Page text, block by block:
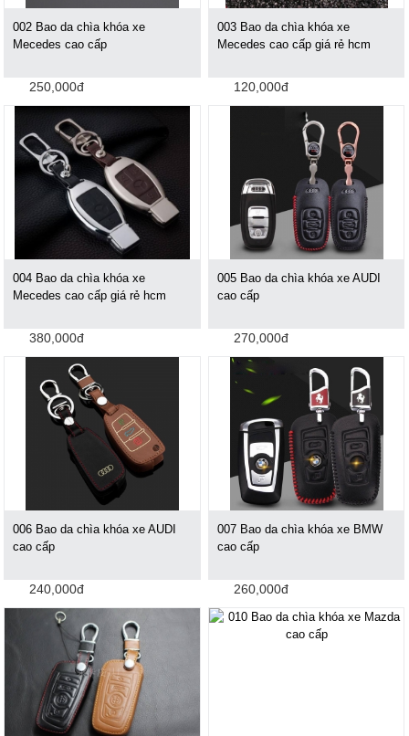
002 Bao da chìa khóa xe
Mecedes cao cấp
250,000đ
003 Bao da chìa khóa xe
Mecedes cao cấp giá rẻ hcm
120,000đ
004 Bao da chìa khóa xe
Mecedes cao cấp giá rẻ hcm
380,000đ
005 Bao da chìa khóa xe AUDI
cao cấp
270,000đ
006 Bao da chìa khóa xe AUDI
cao cấp
240,000đ
007 Bao da chìa khóa xe BMW
cao cấp
260,000đ